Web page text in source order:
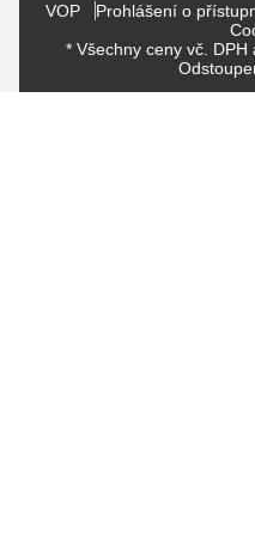
VOP Prohlášení o
* Všechny ceny vč.